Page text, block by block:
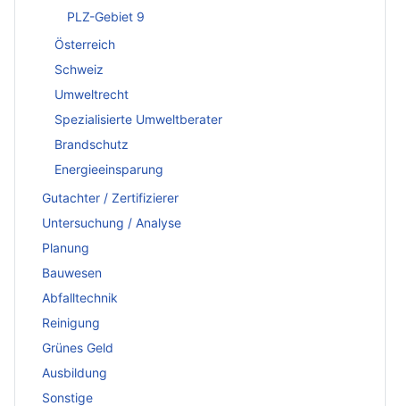
PLZ-Gebiet 9
Österreich
Schweiz
Umweltrecht
Spezialisierte Umweltberater
Brandschutz
Energieeinsparung
Gutachter / Zertifizierer
Untersuchung / Analyse
Planung
Bauwesen
Abfalltechnik
Reinigung
Grünes Geld
Ausbildung
Sonstige